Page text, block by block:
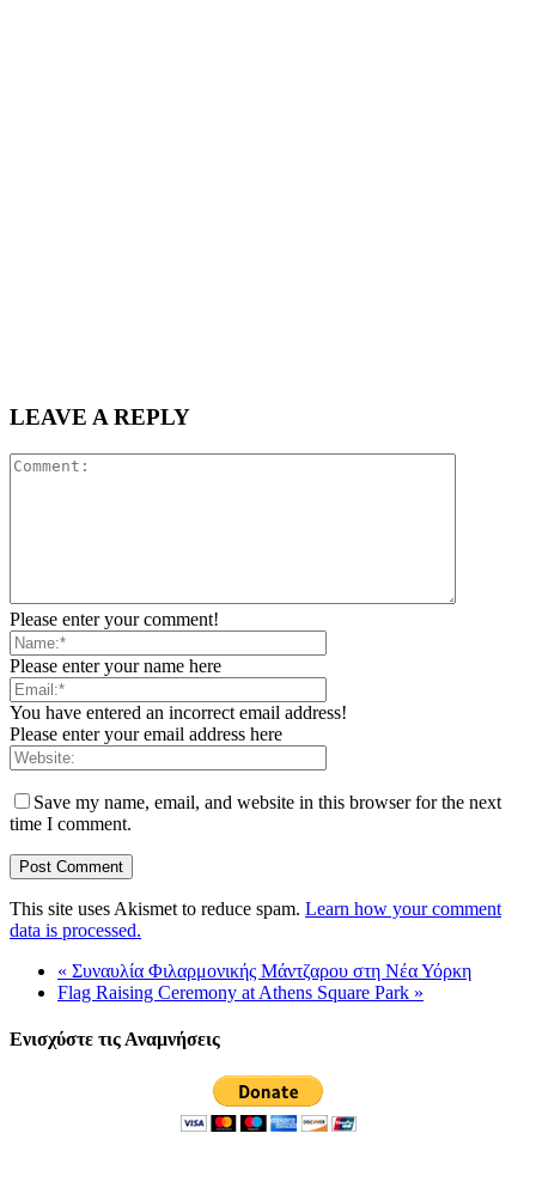
LEAVE A REPLY
Please enter your comment!
Please enter your name here
You have entered an incorrect email address!
Please enter your email address here
Save my name, email, and website in this browser for the next
time I comment.
This site uses Akismet to reduce spam. Learn how your comment
data is processed.
« Συναυλία Φιλαρμονικής Μάντζαρου στη Νέα Υόρκη
Flag Raising Ceremony at Athens Square Park »
Ενισχύστε τις Αναμνήσεις